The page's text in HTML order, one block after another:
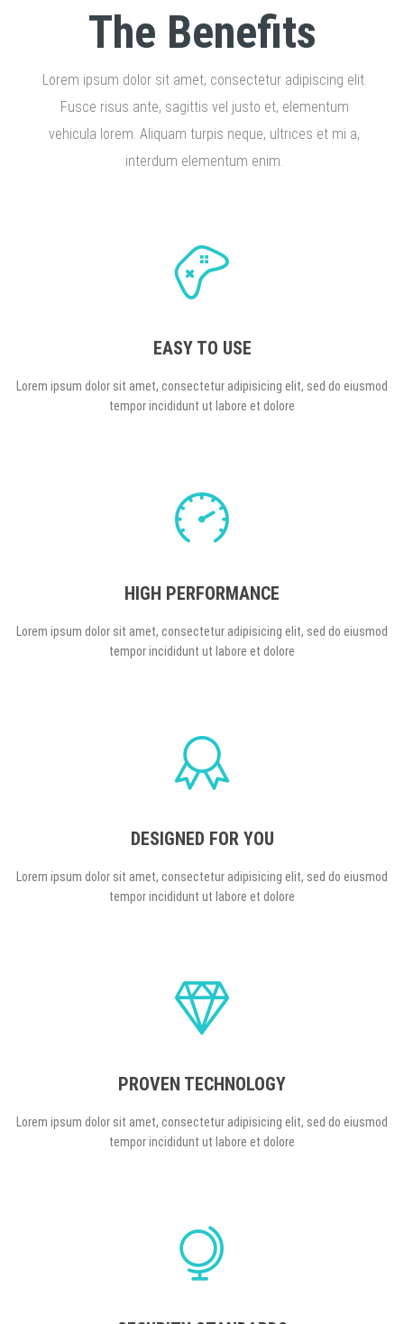
The Benefits
Lorem ipsum dolor sit amet, consectetur adipiscing elit.
Fusce risus ante, sagittis vel justo et, elementum
vehicula lorem. Aliquam turpis neque, ultrices et mi a,
interdum elementum enim.
EASY TO USE
Lorem ipsum dolor sit amet, consectetur adipisicing elit, sed do eiusmod
tempor incididunt ut labore et dolore
HIGH PERFORMANCE
Lorem ipsum dolor sit amet, consectetur adipisicing elit, sed do eiusmod
tempor incididunt ut labore et dolore
DESIGNED FOR YOU
Lorem ipsum dolor sit amet, consectetur adipisicing elit, sed do eiusmod
tempor incididunt ut labore et dolore
PROVEN TECHNOLOGY
Lorem ipsum dolor sit amet, consectetur adipisicing elit, sed do eiusmod
tempor incididunt ut labore et dolore